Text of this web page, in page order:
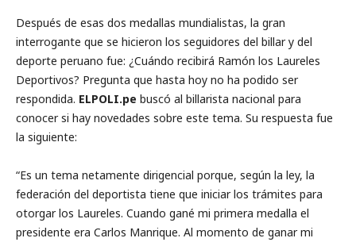
Después de esas dos medallas mundialistas, la gran
interrogante que se hicieron los seguidores del billar y del
deporte peruano fue: ¿Cuándo recibirá Ramón los Laureles
Deportivos? Pregunta que hasta hoy no ha podido ser
respondida. ELPOLI.pe buscó al billarista nacional para
conocer si hay novedades sobre este tema. Su respuesta fue
la siguiente:
“Es un tema netamente dirigencial porque, según la ley, la
federación del deportista tiene que iniciar los trámites para
otorgar los Laureles. Cuando gané mi primera medalla el
presidente era Carlos Manrique. Al momento de ganar mi